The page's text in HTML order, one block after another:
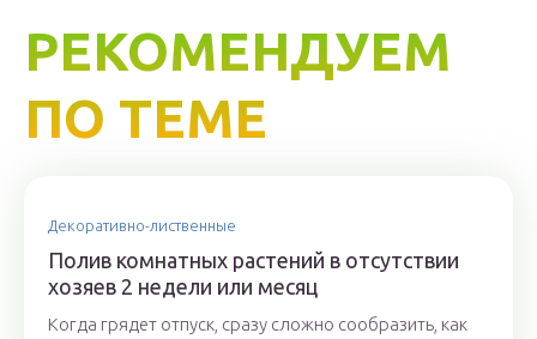
РЕКОМЕНДУЕМ
ПО ТЕМЕ
Декоративно-лиственные
Полив комнатных растений в отсутствии
хозяев 2 недели или месяц
Когда грядет отпуск, сразу сложно сообразить, как